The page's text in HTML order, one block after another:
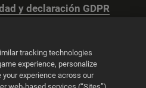
y declaración GDPR
tracking technologies
experience, personalize
experience across our